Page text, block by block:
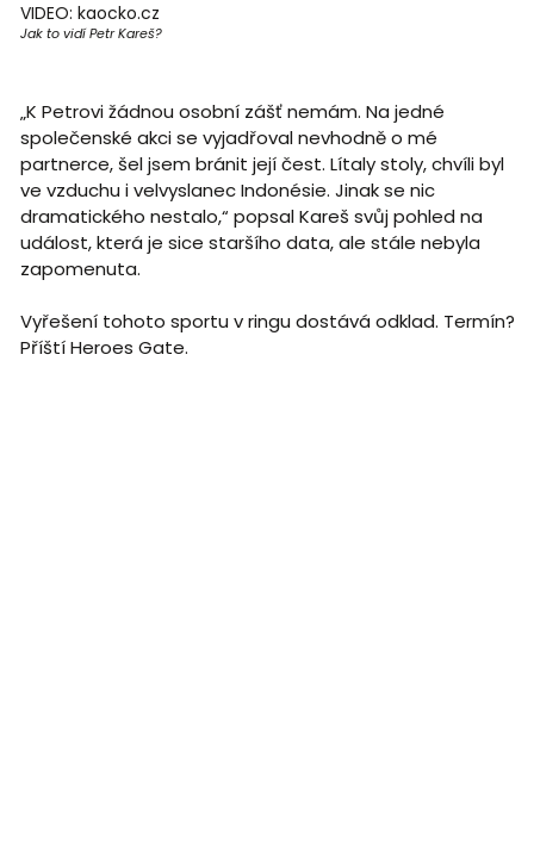
VIDEO: kaocko.cz
Jak to vidí Petr Kareš?
„K Petrovi žádnou osobní zášť nemám. Na jedné
společenské akci se vyjadřoval nevhodně o mé
partnerce, šel jsem bránit její čest. Lítaly stoly, chvíli byl
ve vzduchu i velvyslanec Indonésie. Jinak se nic
dramatického nestalo,“ popsal Kareš svůj pohled na
událost, která je sice staršího data, ale stále nebyla
zapomenuta.
Vyřešení tohoto sportu v ringu dostává odklad. Termín?
Příští Heroes Gate.